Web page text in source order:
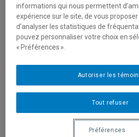
Centre d'examen
informations qui nous permettent
expérience sur le site, de vous
d’analyser les statistiques de
pouvez personnaliser votre choix en
« Préférences ».
Tout refuser
Autoriser les
Préférences